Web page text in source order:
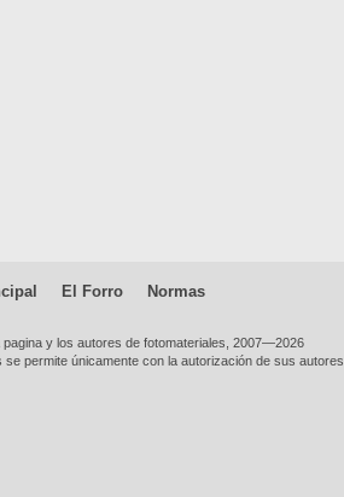
El Forro Normas
pagina y los autores de fotomateriales, 2007—2026
permite únicamente con la autorización de sus autores.